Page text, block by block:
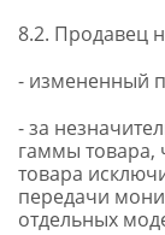
8.2. Продавец
- измененный
- за
гаммы товара,
товара
передачи
отдельных